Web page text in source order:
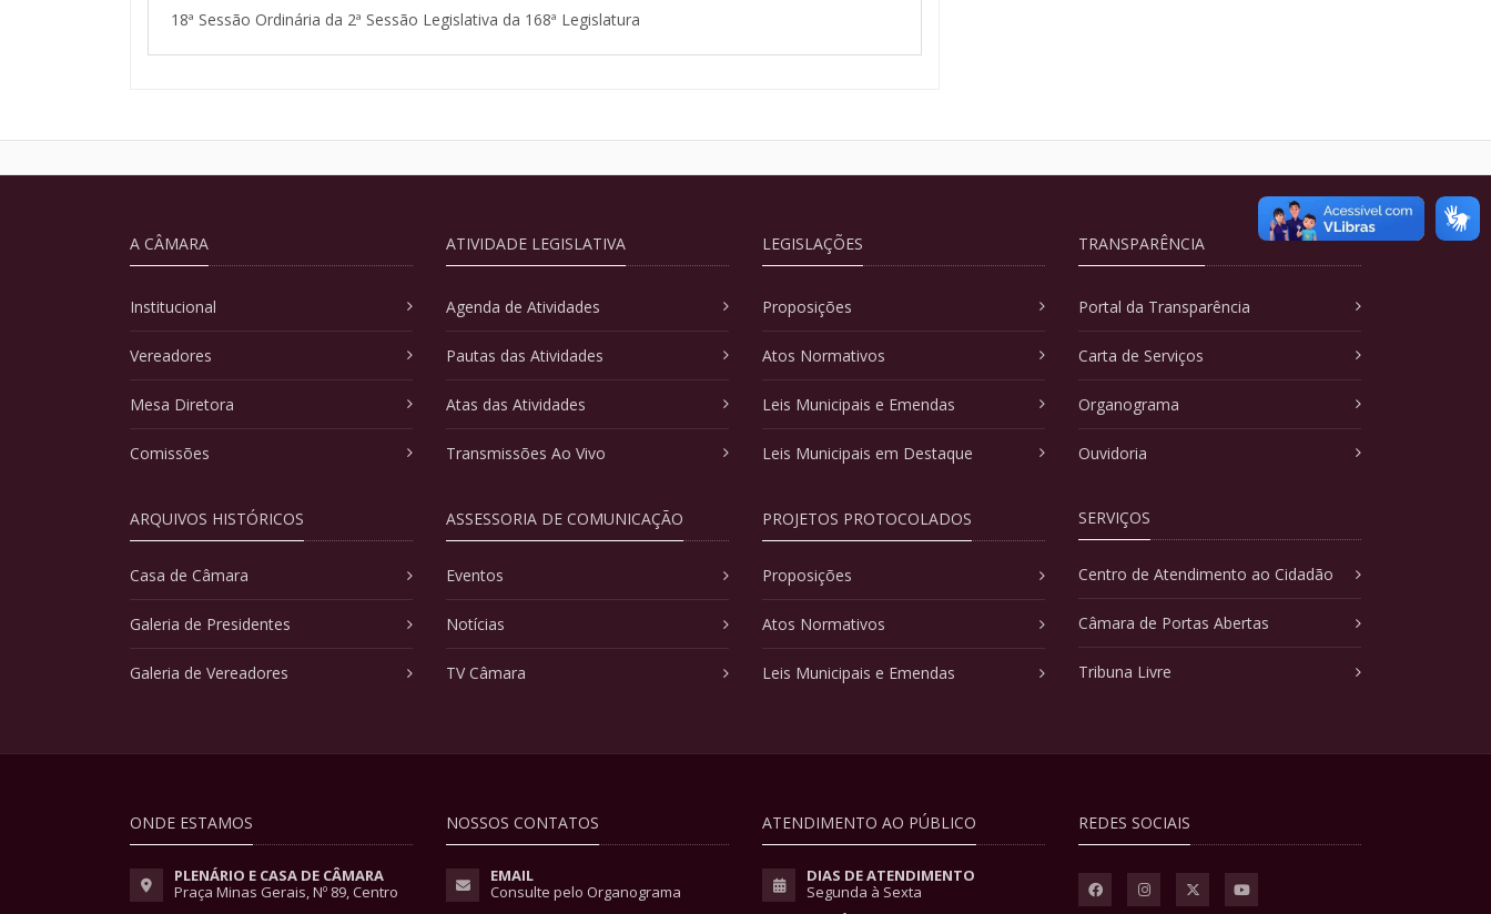
18ª Sessão Ordinária da 2ª Sessão Legislativa da 168ª Legislatura
A CÂMARA
Institucional
Vereadores
Mesa Diretora
Comissões
ARQUIVOS HISTÓRICOS
Casa de Câmara
Galeria de Presidentes
Galeria de Vereadores
ATIVIDADE LEGISLATIVA
Agenda de Atividades
Pautas das Atividades
Atas das Atividades
Transmissões Ao Vivo
ASSESSORIA DE COMUNICAÇÃO
Eventos
Notícias
TV Câmara
LEGISLAÇÕES
Proposições
Atos Normativos
Leis Municipais e Emendas
Leis Municipais em Destaque
PROJETOS PROTOCOLADOS
Proposições
Atos Normativos
Leis Municipais e Emendas
TRANSPARÊNCIA
Portal da Transparência
Carta de Serviços
Organograma
Ouvidoria
SERVIÇOS
Centro de Atendimento ao Cidadão
Câmara de Portas Abertas
Tribuna Livre
ONDE ESTAMOS
PLENÁRIO E CASA DE CÂMARA
Praça Minas Gerais, Nº 89, Centro
NOSSOS CONTATOS
EMAIL
Consulte pelo Organograma
ATENDIMENTO AO PÚBLICO
DIAS DE ATENDIMENTO
Segunda à Sexta
REDES SOCIAIS